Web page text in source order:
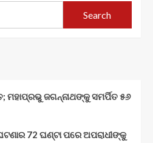
Search
ମହାପ୍ରଭୁ ଜଗନ୍ନାଥଙ୍କୁ ସମର୍ପିତ ୫୬
72 ଘଣ୍ଟା ପରେ ଅପରାଧୀଙ୍କୁ